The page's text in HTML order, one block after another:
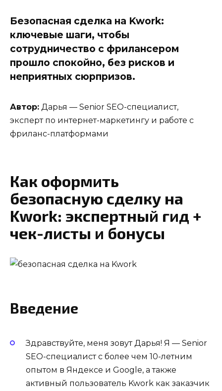
Безопасная сделка на Kwork:
ключевые шаги, чтобы
сотрудничество с фрилансером
прошло спокойно, без рисков и
неприятных сюрпризов.
Автор: Дарья — Senior SEO-специалист,
эксперт по интернет-маркетингу и работе с
фриланс-платформами
Как оформить
безопасную сделку на
Kwork: экспертный гид +
чек-листы и бонусы
Введение
Здравствуйте, меня зовут Дарья! Я — Senior
SEO-специалист с более чем 10-летним
опытом в Яндексе и Google, а также
активный пользователь Kwork как заказчик